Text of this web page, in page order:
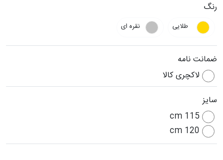
رنگ
طلایی نقره ای
ضمانت نامه
لاکچری کالا
سایز
115 cm
120 cm